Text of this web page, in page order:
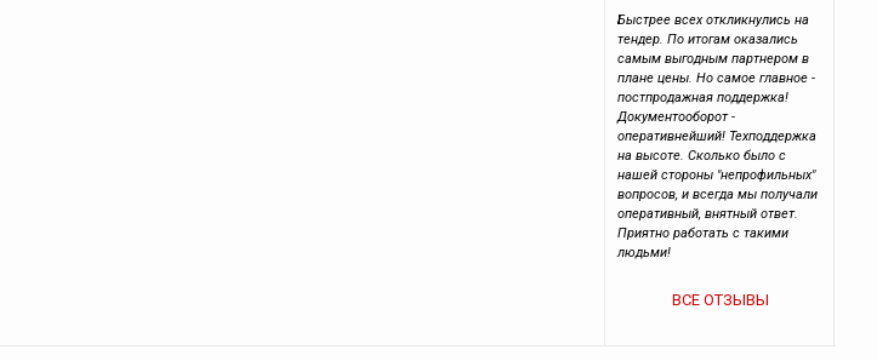
Быстрее всех откликнулись на
тендер. По итогам оказались
самым выгодным партнером в
плане цены. Но самое главное -
постпродажная поддержка!
Документооборот -
оперативнейший! Техподдержка
на высоте. Сколько было с
нашей стороны "непрофильных"
вопросов, и всегда мы получали
оперативный, внятный ответ.
Приятно работать с такими
людьми!
ВСЕ ОТЗЫВЫ